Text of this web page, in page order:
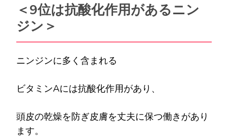
＜9位は抗酸化作用があるニン
ジン＞
ニンジンに多く含まれる
ビタミンAには抗酸化作用があり、
頭皮の乾燥を防ぎ皮膚を丈夫に保つ働きがあり
ます。